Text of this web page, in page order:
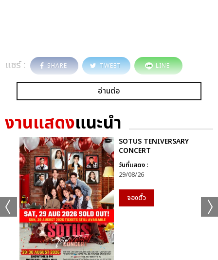
แชร์ : SHARE TWEET LINE
อ่านต่อ
งานแสดงแนะนำ
SOTUS TENIVERSARY
CONCERT
วันที่แสดง :
29/08/26
จองตั๋ว